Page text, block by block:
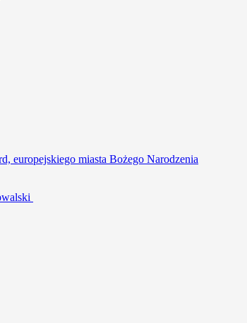
europejskiego miasta Bożego Narodzenia